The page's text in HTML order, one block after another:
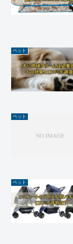
ペット
ペット
ペット